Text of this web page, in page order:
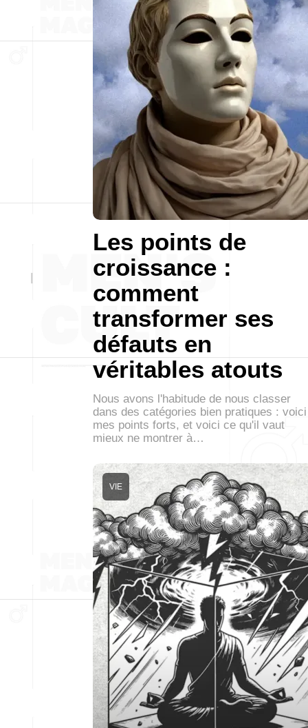
Les points de
croissance :
comment
transformer ses
défauts en
véritables atouts
Nous avons l'habitude de nous classer
dans des catégories bien pratiques : voici
mes points forts, et voici ce qu'il vaut
mieux ne montrer à…
VIE